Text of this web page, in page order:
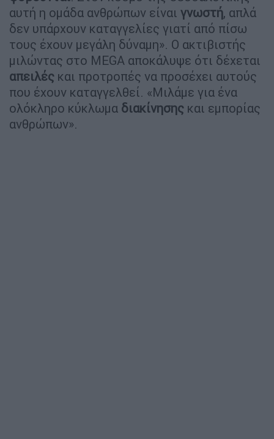
αυτή η ομάδα ανθρώπων είναι γνωστή, απλά
δεν υπάρχουν καταγγελίες γιατί από πίσω
τους έχουν μεγάλη δύναμη». Ο ακτιβιστής
μιλώντας στο ΜEGA αποκάλυψε ότι δέχεται
απειλές και προτροπές να προσέχει αυτούς
που έχουν καταγγελθεί. «Μιλάμε για ένα
ολόκληρο κύκλωμα διακίνησης και εμπορίας
ανθρώπων».